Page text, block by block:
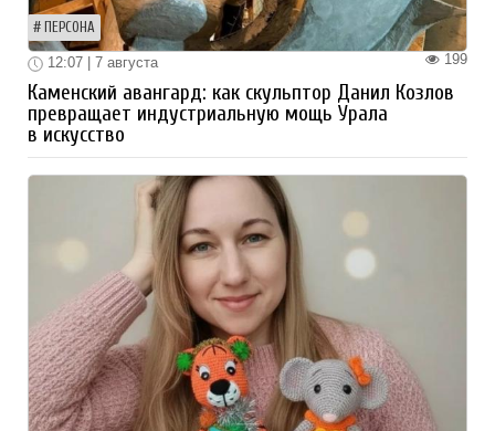
ПЕРСОНА
199
12:07 | 7 августа
Каменский авангард: как скульптор Данил Козлов
превращает индустриальную мощь Урала
в искусство